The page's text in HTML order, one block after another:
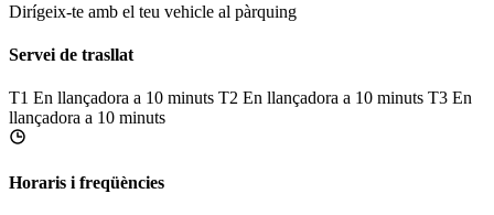
Dirígeix-te amb el teu vehicle al pàrquing
Servei de trasllat
T1 En llançadora a 10 minuts T2 En llançadora a 10 minuts T3 En
llançadora a 10 minuts
Horaris i freqüències